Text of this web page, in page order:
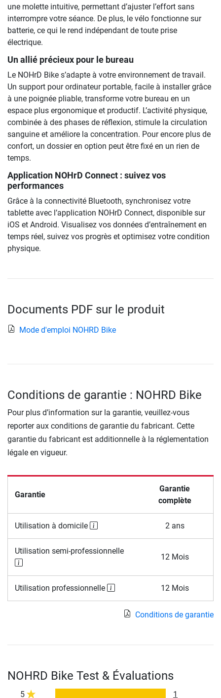
une molette intuitive, permettant d’ajuster l’effort sans
interrompre votre séance. De plus, le vélo fonctionne sur
batterie, ce qui le rend indépendant de toute prise
électrique.
Un allié précieux pour le bureau
Le NOHrD Bike s’adapte à votre environnement de travail.
Un support pour ordinateur portable, facile à installer grâce
à une poignée pliable, transforme votre bureau en un
espace plus ergonomique et productif. L’activité physique,
combinée à des phases de réflexion, stimule la circulation
sanguine et améliore la concentration. Pour encore plus de
confort, un dossier en option peut être fixé en un rien de
temps.
Application NOHrD Connect : suivez vos
performances
Grâce à la connectivité Bluetooth, synchronisez votre
tablette avec l’application NOHrD Connect, disponible sur
iOS et Android. Visualisez vos données d’entraînement en
temps réel, suivez vos progrès et optimisez votre condition
physique.
Documents PDF sur le produit
Mode d'emploi NOHRD Bike
Conditions de garantie : NOHRD Bike
Pour plus d’information sur la garantie, veuillez-vous
reporter aux conditions de garantie du fabricant. Cette
garantie du fabricant est additionnelle à la réglementation
légale en vigueur.
Garantie
Garantie
complète
Utilisation à domicile 2 ans
Utilisation semi-professionnelle
12 Mois
Utilisation professionnelle 12 Mois
Conditions de garantie
NOHRD Bike Test & Évaluations
5 1